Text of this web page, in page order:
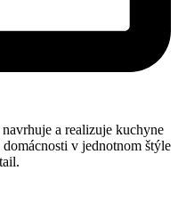
a realizuje kuchyne
v jednotnom štýle